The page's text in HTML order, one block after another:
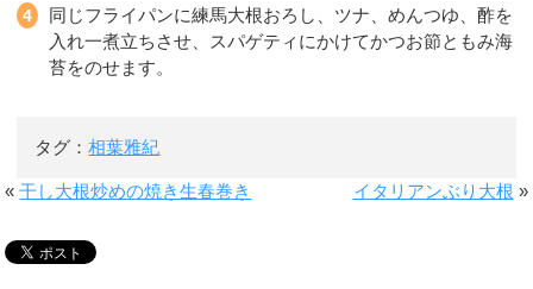
同じフライパンに練馬大根おろし、ツナ、めんつゆ、酢を
入れ一煮立ちさせ、スパゲティにかけてかつお節ともみ海
苔をのせます。
タグ：相葉雅紀
«干し大根炒めの焼き生春巻き イタリアンぶり大根 »